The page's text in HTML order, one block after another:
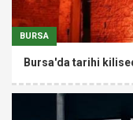
BURSA
Bursa'da tarihi